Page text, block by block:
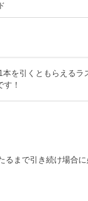
本を引くともらえるラ
す！
るまで引き続け場合